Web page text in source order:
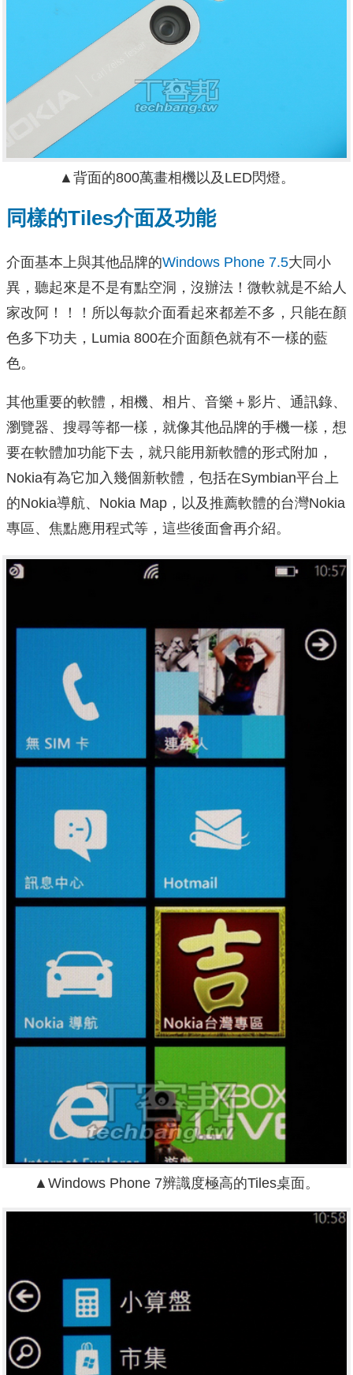
▲背面的800萬畫相機以及LED閃燈。
同樣的Tiles介面及功能
介面基本上與其他品牌的Windows Phone 7.5大同小
異，聽起來是不是有點空洞，沒辦法！微軟就是不給人
家改阿！！！所以每款介面看起來都差不多，只能在顏
色多下功夫，Lumia 800在介面顏色就有不一樣的藍
色。
其他重要的軟體，相機、相片、音樂＋影片、通訊錄、
瀏覽器、搜尋等都一樣，就像其他品牌的手機一樣，想
要在軟體加功能下去，就只能用新軟體的形式附加，
Nokia有為它加入幾個新軟體，包括在Symbian平台上
的Nokia導航、Nokia Map，以及推薦軟體的台灣Nokia
專區、焦點應用程式等，這些後面會再介紹。
▲Windows Phone 7辨識度極高的Tiles桌面。